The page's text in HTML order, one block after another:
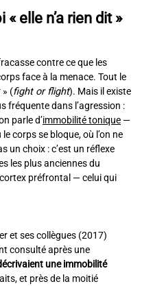
elle n’a rien dit »
contre ce que les
face à la menace. Tout le
(fight or flight). Mais il existe
fréquente dans l’agression :
parle d’immobilité tonique —
corps se bloque, où l’on ne
un choix : c’est un réflexe
les plus anciennes du
préfrontal — celui qui
et ses collègues (2017)
consulté après une
une immobilité
et près de la moitié